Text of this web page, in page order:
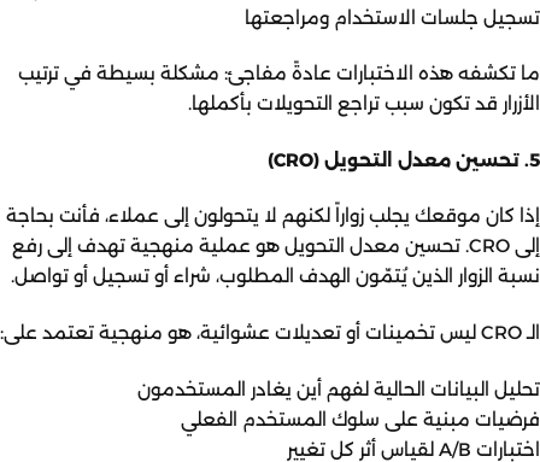
تسجيل جلسات الاستخدام ومراجعتها
ما تكشفه هذه الاختبارات عادةً مفاجئ: مشكلة بسيطة في ترتيب
الأزرار قد تكون سبب تراجع التحويلات بأكملها.
5. تحسين معدل التحويل (CRO)
إذا كان موقعك يجلب زواراً لكنهم لا يتحولون إلى عملاء، فأنت بحاجة
إلى CRO. تحسين معدل التحويل هو عملية منهجية تهدف إلى رفع
نسبة الزوار الذين يُتمّون الهدف المطلوب، شراء أو تسجيل أو تواصل.
الـ CRO ليس تخمينات أو تعديلات عشوائية، هو منهجية تعتمد على:
تحليل البيانات الحالية لفهم أين يغادر المستخدمون
فرضيات مبنية على سلوك المستخدم الفعلي
اختبارات A/B لقياس أثر كل تغيير